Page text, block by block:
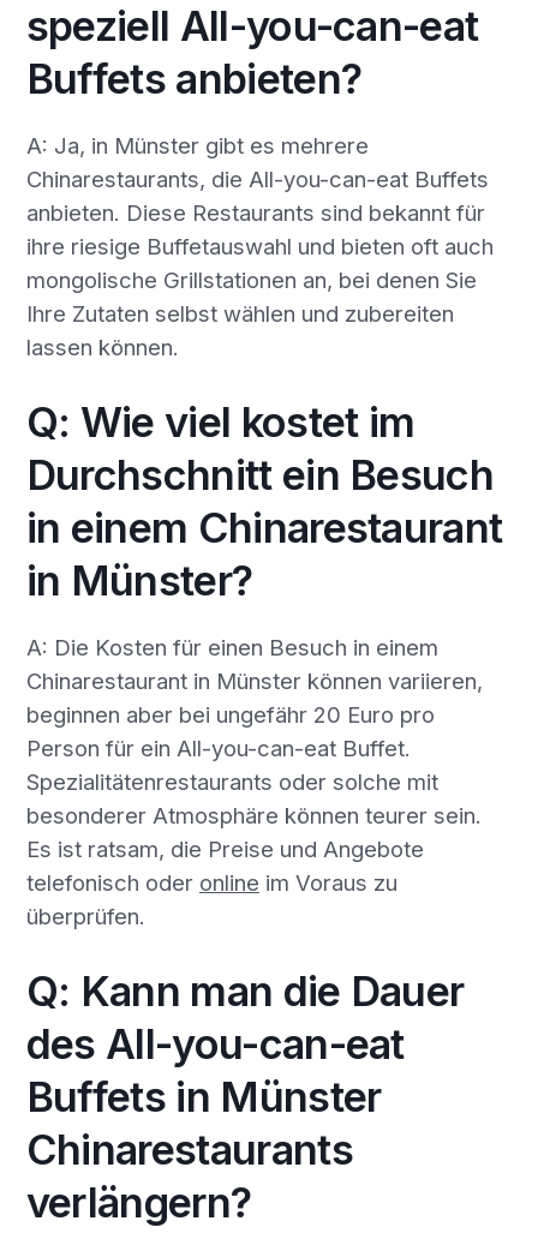
speziell All-you-can-eat
Buffets anbieten?
A: Ja, in Münster gibt es mehrere
Chinarestaurants, die All-you-can-eat Buffets
anbieten. Diese Restaurants sind bekannt für
ihre riesige Buffetauswahl und bieten oft auch
mongolische Grillstationen an, bei denen Sie
Ihre Zutaten selbst wählen und zubereiten
lassen können.
Q: Wie viel kostet im
Durchschnitt ein Besuch
in einem Chinarestaurant
in Münster?
A: Die Kosten für einen Besuch in einem
Chinarestaurant in Münster können variieren,
beginnen aber bei ungefähr 20 Euro pro
Person für ein All-you-can-eat Buffet.
Spezialitätenrestaurants oder solche mit
besonderer Atmosphäre können teurer sein.
Es ist ratsam, die Preise und Angebote
telefonisch oder online im Voraus zu
überprüfen.
Q: Kann man die Dauer
des All-you-can-eat
Buffets in Münster
Chinarestaurants
verlängern?